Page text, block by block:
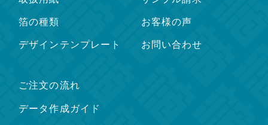
箔の種類
デザインテンプレート
お客様の声
お問い合わせ
ご注文の流れ
データ作成ガイド